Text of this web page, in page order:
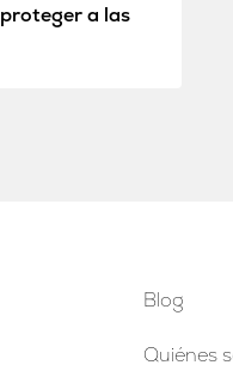
a las
Blog
Quiénes